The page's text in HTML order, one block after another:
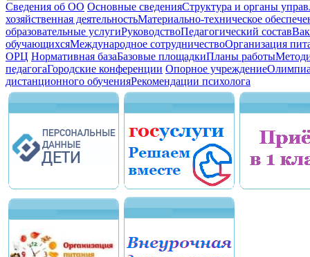
Сведения об ОО Основные сведенияСтруктура и органы
хозяйственная деятельностьМатериально-техническое
образовательные услугиРуководствоПедагогический состав
обучающихсяМеждународное сотрудничествоОрганизация
ОРЦ Нормативная базаБазовые площадкиПланы работы
педагогаГородские конференции Опорное учреждение
дистанционного обученияРекомендации психолога